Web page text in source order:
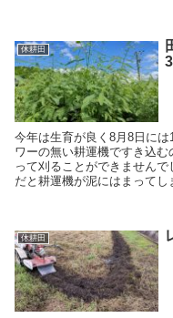
休耕田
今年は生育が良く8月8日に
ワーの無い耕運機ですき込
って刈ることができません
だと耕運機が泥にはまってし
休耕田